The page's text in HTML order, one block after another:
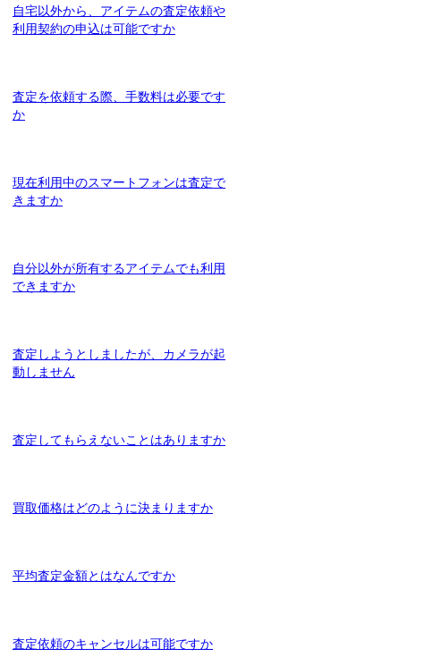
自宅以外から、アイテムの査定依頼や
利用契約の申込は可能ですか
査定を依頼する際、手数料は必要です
か
現在利用中のスマートフォンは査定で
きますか
自分以外が所有するアイテムでも利用
できますか
査定しようとしましたが、カメラが起
動しません
査定してもらえないことはありますか
買取価格はどのように決まりますか
平均査定金額とはなんですか
査定依頼のキャンセルは可能ですか